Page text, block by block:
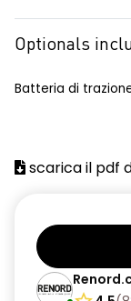
airbag frontali
assistenza alla
avviso
Charge Pass
Optionals
Batteria di
scarica il pdf